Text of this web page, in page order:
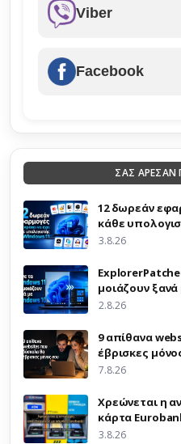
Viber
Facebook
ΣΑΣ ΑΡΕΣΑΝ
12 δωρεάν
κάθε
3.8.26
μοιάζουν
2.8.26
9 απίθανα
έβρισκες
7.8.26
Χρεώνεται η
κάρτα
3.8.26